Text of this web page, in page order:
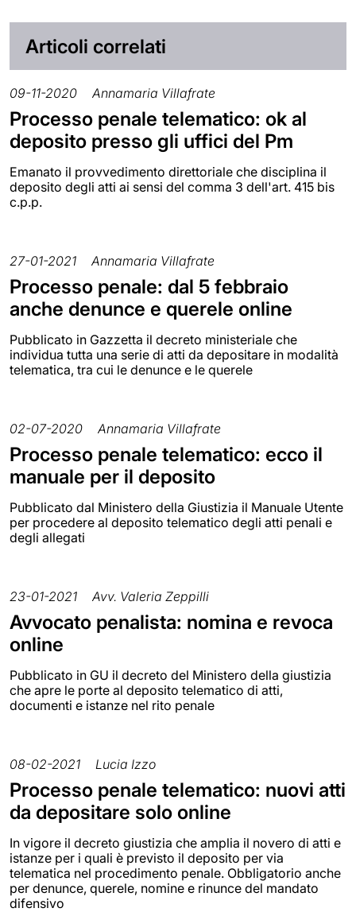
Articoli correlati
09-11-2020 Annamaria Villafrate
Processo penale telematico: ok al
deposito presso gli uffici del Pm
Emanato il provvedimento direttoriale che disciplina il
deposito degli atti ai sensi del comma 3 dell'art. 415 bis
c.p.p.
27-01-2021 Annamaria Villafrate
Processo penale: dal 5 febbraio
anche denunce e querele online
Pubblicato in Gazzetta il decreto ministeriale che
individua tutta una serie di atti da depositare in modalità
telematica, tra cui le denunce e le querele
02-07-2020 Annamaria Villafrate
Processo penale telematico: ecco il
manuale per il deposito
Pubblicato dal Ministero della Giustizia il Manuale Utente
per procedere al deposito telematico degli atti penali e
degli allegati
23-01-2021 Avv. Valeria Zeppilli
Avvocato penalista: nomina e revoca
online
Pubblicato in GU il decreto del Ministero della giustizia
che apre le porte al deposito telematico di atti,
documenti e istanze nel rito penale
08-02-2021 Lucia Izzo
Processo penale telematico: nuovi atti
da depositare solo online
In vigore il decreto giustizia che amplia il novero di atti e
istanze per i quali è previsto il deposito per via
telematica nel procedimento penale. Obbligatorio anche
per denunce, querele, nomine e rinunce del mandato
difensivo